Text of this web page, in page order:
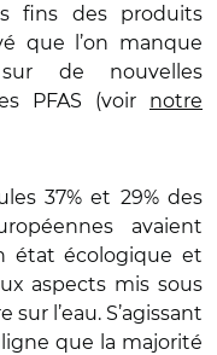
fins des produits
que l’on manque
de nouvelles
PFAS (voir notre
37% et 29% des
avaient
état écologique et
aspects mis sous
l’eau. S’agissant
que la majorité